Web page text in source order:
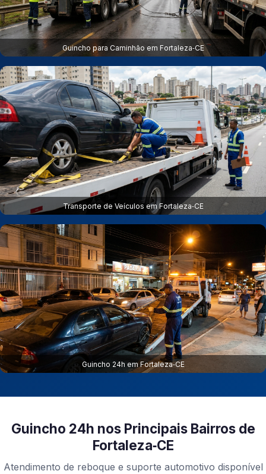
Guincho para Caminhão em Fortaleza‑CE
Transporte de Veículos em Fortaleza‑CE
Guincho 24h em Fortaleza‑CE
Guincho 24h nos Principais Bairros de
Fortaleza‑CE
Atendimento de reboque e suporte automotivo disponível